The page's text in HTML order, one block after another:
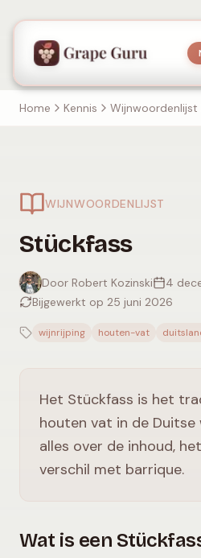
Home Kennis Wijnwoordenlijst
WIJNWOORDENLIJST
Stückfass
Door Robert Kozinski
4
Bijgewerkt op 25 juni 2026
wijnrijping houten-vat
Het Stückfass is het
houten vat in de Duitse
alles over de inhoud,
verschil met barrique.
Wat is een